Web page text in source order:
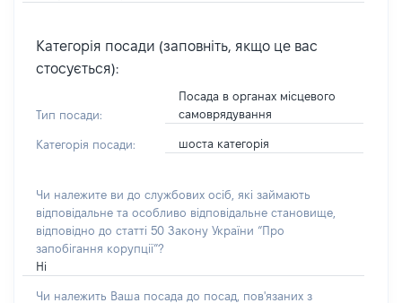
Категорія посади (заповніть, якщо це вас
стосується):
Тип посади:
Посада в органах місцевого
самоврядування
Категорія посади: шоста категорія
Чи належите ви до службових осіб, які займають
відповідальне та особливо відповідальне становище,
відповідно до статті 50 Закону України “Про
запобігання корупції”?
Ні
Чи належить Ваша посада до посад, пов'язаних з